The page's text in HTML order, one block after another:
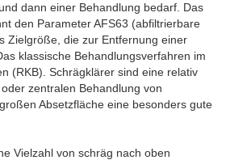
dann einer Behandlung bedarf. Das
den Parameter AFS63 (abfiltrierbare
Zielgröße, die zur Entfernung einer
klassische Behandlungsverfahren im
(RKB). Schrägklärer sind eine relativ
zentralen Behandlung von
Absetzfläche eine besonders gute
Vielzahl von schräg nach oben